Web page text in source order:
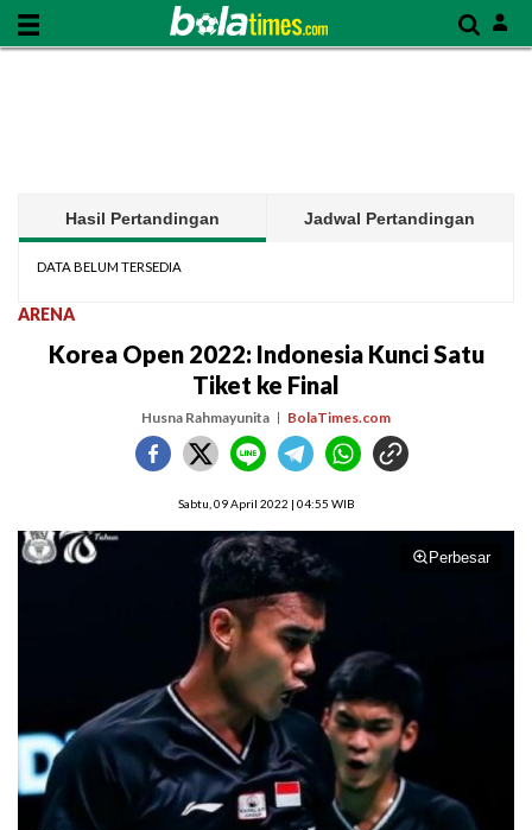
Hasil Pertandingan Jadwal Pertandingan
DATA BELUM TERSEDIA
ARENA
Korea Open 2022: Indonesia Kunci Satu
Tiket ke Final
Husna Rahmayunita BolaTimes.com
Sabtu, 09 April 2022 | 04:55 WIB
Perbesar